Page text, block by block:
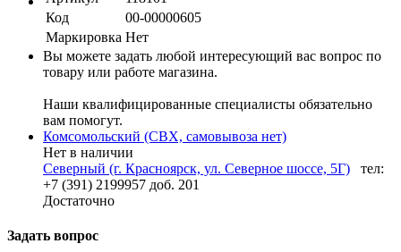
Код
00-00000605
Маркировка Нет
Вы можете задать любой интересующий вас вопрос по
товару или работе магазина.
Наши квалифицированные специалисты обязательно
вам помогут.
Комсомольский (СВХ, самовывоза нет)
Нет в наличии
Северный (г. Красноярск, ул. Северное шоссе, 5Г)
тел:
+7 (391) 2199957 доб. 201
Достаточно
Задать вопрос